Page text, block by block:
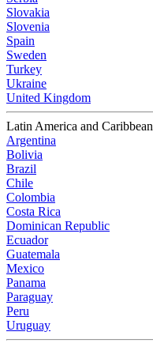
Slovakia
Slovenia
Spain
Sweden
Turkey
Ukraine
United Kingdom
Latin America and Caribbean
Argentina
Bolivia
Brazil
Chile
Colombia
Costa Rica
Dominican Republic
Ecuador
Guatemala
Mexico
Panama
Paraguay
Peru
Uruguay